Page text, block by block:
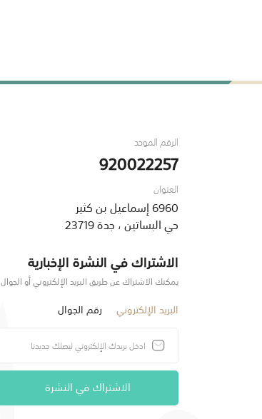
الرقم الموحد
920022257
العنوان
6960 إسماعيل بن كثير
حي البساتين ، جدة 23719
الاشتراك في النشرة الإخبارية
يمكنك الاشتراك عن طريق البريد الإلكتروني أو الجوال
البريد الإلكتروني رقم الجوال
الاشتراك في النشرة